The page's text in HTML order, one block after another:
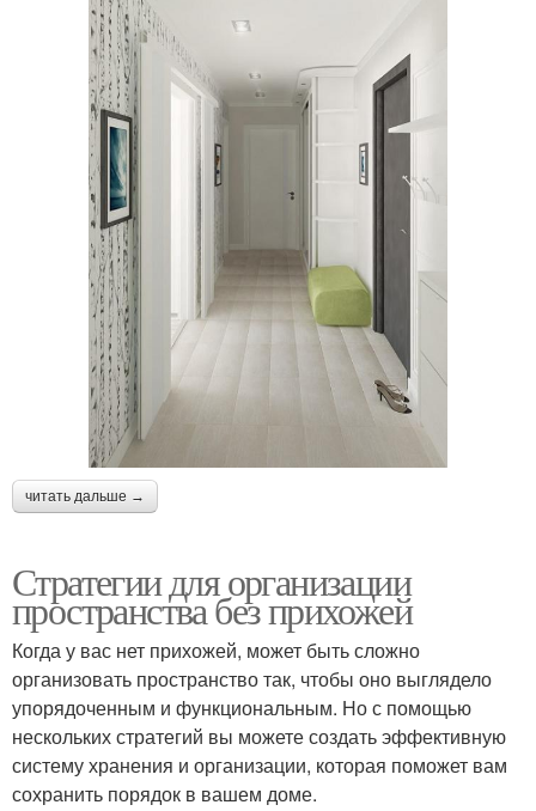
читать дальше →
Стратегии для организации
пространства без прихожей
Когда у вас нет прихожей, может быть сложно
организовать пространство так, чтобы оно выглядело
упорядоченным и функциональным. Но с помощью
нескольких стратегий вы можете создать эффективную
систему хранения и организации, которая поможет вам
сохранить порядок в вашем доме.